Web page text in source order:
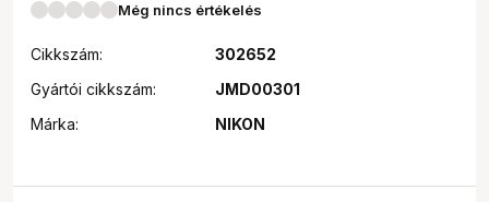
Még nincs értékelés
Cikkszám:
302652
Gyártói cikkszám:
JMD00301
Márka:
NIKON